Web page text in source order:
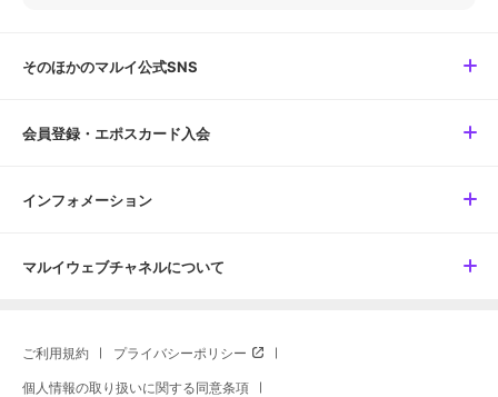
そのほかのマルイ公式SNS
会員登録・エポスカード入会
インフォメーション
マルイウェブチャネルについて
ご利用規約 プライバシーポリシー
個人情報の取り扱いに関する同意条項